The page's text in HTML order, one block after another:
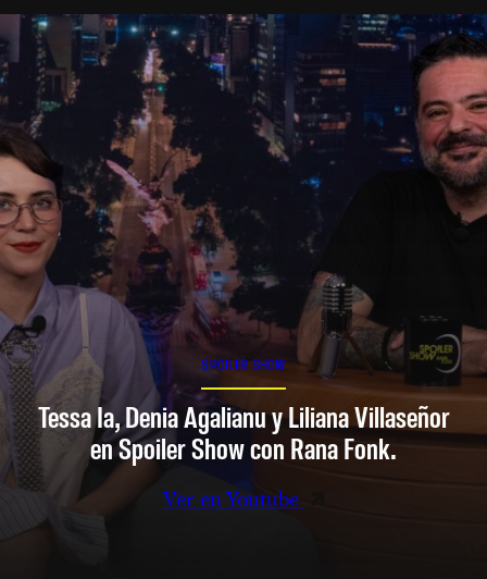
SPOILER SHOW
Tessa Ia, Denia Agalianu y Liliana Villaseñor
en Spoiler Show con Rana Fonk.
Ver en Youtube